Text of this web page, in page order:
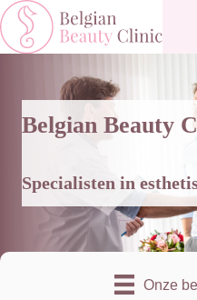
Belgian Beauty
Specialisten in
Onze